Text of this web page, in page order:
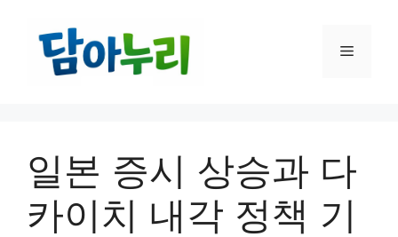
메
일본 증시 상승과 다
카이치 내각 정책 기